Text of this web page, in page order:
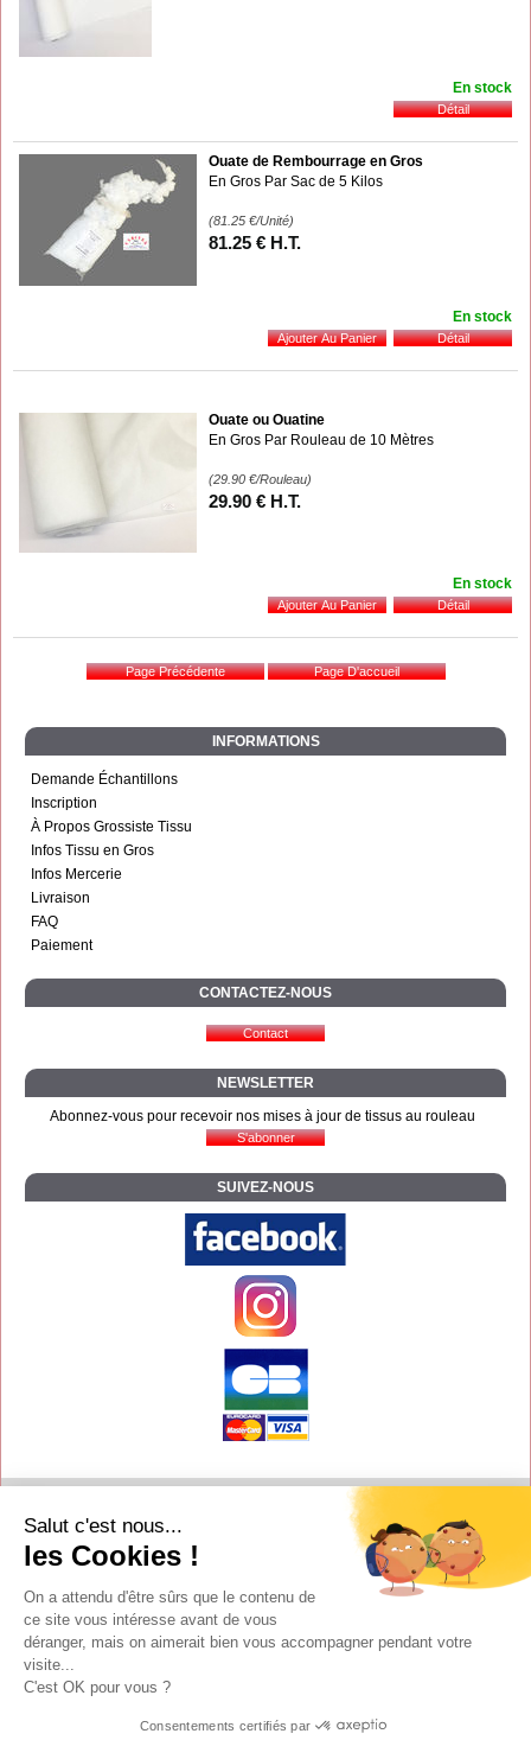
INFORMATIONS
Demande Échantillons
Inscription
À Propos Grossiste Tissu
Infos Tissu en Gros
Infos Mercerie
Livraison
FAQ
Paiement
CONTACTEZ-NOUS
NEWSLETTER
Abonnez-vous pour recevoir nos mises à jour de tissus au rouleau
SUIVEZ-NOUS
En stock
Ouate de Rembourrage en Gros
En Gros Par Sac de 5 Kilos
(81.25 €/Unité)
81.25 € H.T.
En stock
Ouate ou Ouatine
En Gros Par Rouleau de 10 Mètres
(29.90 €/Rouleau)
29.90 € H.T.
En stock
Mentions légales
Textimania
Salut c'est nous...
les Cookies !
On a attendu d'être sûrs que le contenu de
ce site vous intéresse avant de vous
déranger, mais on aimerait bien vous accompagner pendant votre
visite...
C'est OK pour vous ?
Consentements certifiés par